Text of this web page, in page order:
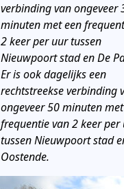
verbinding van ongeveer
minuten met een
2 keer per uur tussen
Nieuwpoort stad en De
Er is ook dagelijks een
rechtstreekse verbinding
ongeveer 50 minuten
frequentie van 2 keer per
tussen Nieuwpoort stad
Oostende.